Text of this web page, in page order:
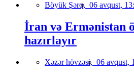
Böyük Şərq, 06 avqust,
İran və Ermənistan
hazırlayır
Xəzər hövzəsi, 06 avqust,